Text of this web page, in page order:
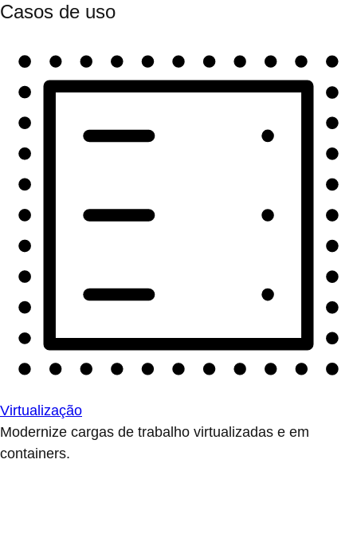
Casos de uso
Virtualização
Modernize cargas de trabalho virtualizadas e em
containers.